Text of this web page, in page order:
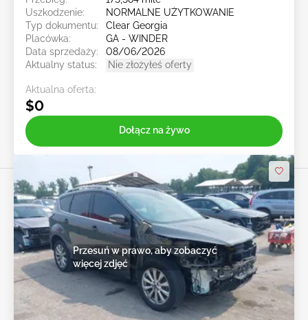
Uszkodzenie:
NORMALNE UŻYTKOWANIE
Typ dokumentu:
Clear Georgia
Placówka:
GA - WINDER
Data sprzedaży:
08/06/2026
Aktualny status:
Nie złożyłeś oferty
Aktualna oferta:
$0
Dołącz na żywo
Przesuń w prawo, aby zobaczyć
więcej zdjęć